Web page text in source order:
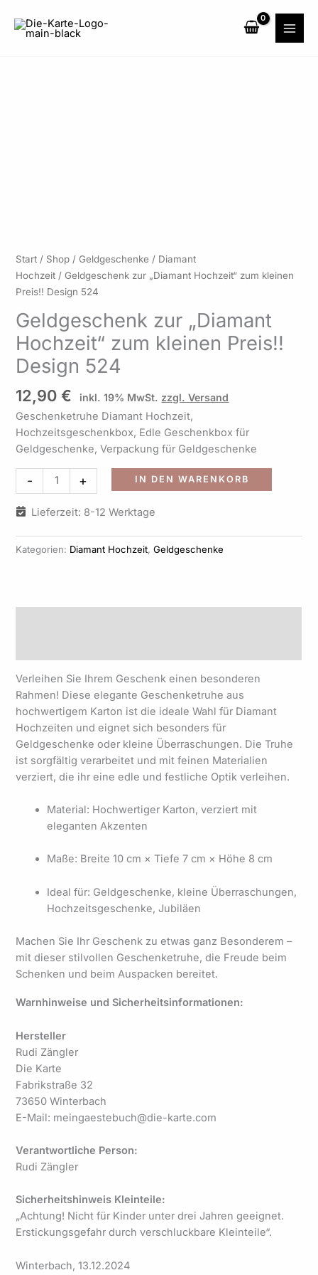
Inhalt
springen
Start / Shop / Geldgeschenke / Diamant
Hochzeit / Geldgeschenk zur „Diamant Hochzeit“ zum kleinen
Preis!! Design 524
Geldgeschenk zur „Diamant
Hochzeit“ zum kleinen Preis!!
Design 524
12,90€ inkl. 19% MwSt. zzgl. Versand
Geschenketruhe Diamant Hochzeit,
Hochzeitsgeschenkbox, Edle Geschenkbox für
Geldgeschenke, Verpackung für Geldgeschenke
-
Geldgeschenk
zur
"Diamant
zum
kleinen
Preis!!
Design
524
Menge
+ IN DEN WARENKORB
Lieferzeit: 8-12 Werktage
Kategorien: Diamant Hochzeit,Geldgeschenke
Verleihen Sie Ihrem Geschenk einen besonderen
Rahmen! Diese elegante Geschenketruhe aus
hochwertigem Karton ist die ideale Wahl für Diamant
Hochzeiten und eignet sich besonders für
Geldgeschenke oder kleine Überraschungen. Die Truhe
ist sorgfältig verarbeitet und mit feinen Materialien
verziert, die ihr eine edle und festliche Optik verleihen.
Material: Hochwertiger Karton, verziert mit
eleganten Akzenten
Maße: Breite 10 cm × Tiefe 7 cm × Höhe 8 cm
Ideal für: Geldgeschenke, kleine Überraschungen,
Hochzeitsgeschenke, Jubiläen
Machen Sie Ihr Geschenk zu etwas ganz Besonderem –
mit dieser stilvollen Geschenketruhe, die Freude beim
Schenken und beim Auspacken bereitet.
Warnhinweise und Sicherheitsinformationen:
Hersteller
Rudi Zängler
Die Karte
Fabrikstraße 32
73650 Winterbach
E-Mail: meingaestebuch@die-karte.com
Verantwortliche Person:
Rudi Zängler
Sicherheitshinweis Kleinteile:
„Achtung! Nicht für Kinder unter drei Jahren geeignet.
Erstickungsgefahr durch verschluckbare Kleinteile“.
Winterbach, 13.12.2024